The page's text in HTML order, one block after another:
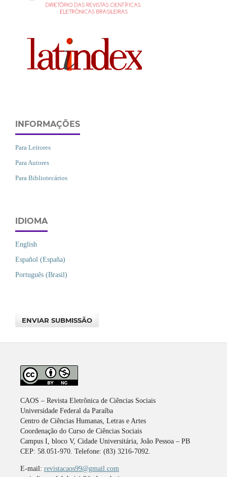
INFORMAÇÕES
Para Leitores
Para Autores
Para Bibliotecários
IDIOMA
English
Español (España)
Português (Brasil)
ENVIAR SUBMISSÃO
CAOS – Revista Eletrônica de Ciências Sociais
Universidade Federal da Paraíba
Centro de Ciências Humanas, Letras e Artes
Coordenação do Curso de Ciências Sociais
Campus I, bloco V, Cidade Universitária, João Pessoa – PB
CEP: 58.051-970. Telefone: (83) 3216-7092.
E-mail: revistacaos99@gmail.com